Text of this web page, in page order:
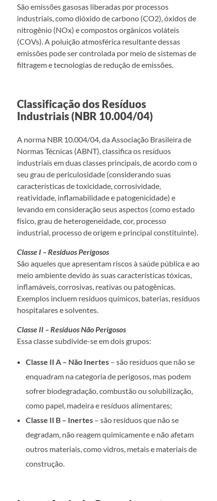
São emissões gasosas liberadas por processos
industriais, como dióxido de carbono (CO2), óxidos de
nitrogênio (NOx) e compostos orgânicos voláteis
(COVs). A poluição atmosférica resultante dessas
emissões pode ser controlada por meio de sistemas de
filtragem e tecnologias de redução de emissões.
Classificação dos Resíduos
Industriais (NBR 10.004/04)
A norma NBR 10.004/04, da Associação Brasileira de
Normas Técnicas (ABNT), classifica os resíduos
industriais em duas classes principais, de acordo com o
seu grau de periculosidade (considerando suas
características de toxicidade, corrosividade,
reatividade, inflamabilidade e patogenicidade) e
levando em consideração seus aspectos (como estado
físico, grau de heterogeneidade, cor, processo
industrial, processo de origem e principal constituinte).
Classe I – Resíduos Perigosos
São aqueles que apresentam riscos à saúde pública e ao
meio ambiente devido às suas características tóxicas,
inflamáveis, corrosivas, reativas ou patogênicas.
Exemplos incluem resíduos químicos, baterias, resíduos
hospitalares e solventes.
Classe II – Resíduos Não Perigosos
Essa classe subdivide-se em dois grupos:
Classe II A – Não Inertes– são resíduos que não se
enquadram na categoria de perigosos, mas podem
sofrer biodegradação, combustão ou solubilização,
como papel, madeira e resíduos alimentares;
Classe II B – Inertes– são resíduos que não se
degradam, não reagem quimicamente e não afetam
outros materiais, como vidros, metais e materiais de
construção.